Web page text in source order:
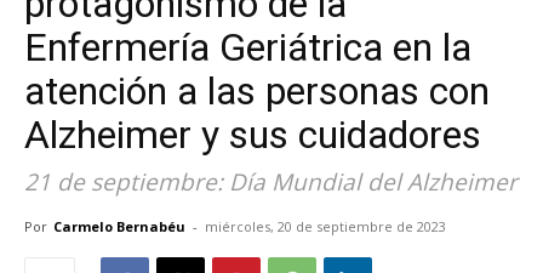
Enfermería Geriátrica en la
atención a las personas con
Alzheimer y sus cuidadores
21 de septiembre: Día Mundial del Alzheimer
Por Carmelo Bernabéu - miércoles, 20 de septiembre de 2023